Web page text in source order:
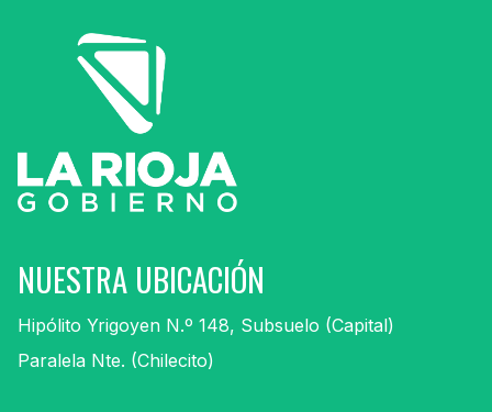
NUESTRA UBICACIÓN
Hipólito Yrigoyen N.º 148, Subsuelo (Capital)
Paralela Nte. (Chilecito)